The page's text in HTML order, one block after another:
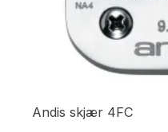
Andis skjær 4FC